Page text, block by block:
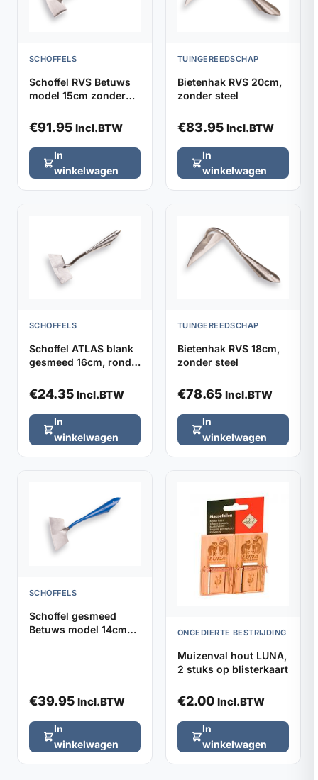
SCHOFFELS
Schoffel RVS Betuws
model 15cm zonder
€91.95 Incl.BTW
In
winkelwagen
TUINGEREEDSCHAP
Bietenhak RVS 20cm,
zonder steel
€83.95 Incl.BTW
In
winkelwagen
SCHOFFELS
Schoffel ATLAS blank
gesmeed 16cm, rond
€24.35 Incl.BTW
In
winkelwagen
TUINGEREEDSCHAP
Bietenhak RVS 18cm,
zonder steel
€78.65 Incl.BTW
In
winkelwagen
SCHOFFELS
Schoffel gesmeed
Betuws model 14cm
€39.95 Incl.BTW
In
winkelwagen
ONGEDIERTE BESTRIJDING
Muizenval hout LUNA,
2 stuks op blisterkaart
€2.00 Incl.BTW
In
winkelwagen